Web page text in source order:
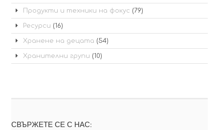
Продукти и техники на фокус (79)
Ресурси (16)
Хранене на децата (54)
Хранителни групи (10)
СВЪРЖЕТЕ СЕ С НАС: